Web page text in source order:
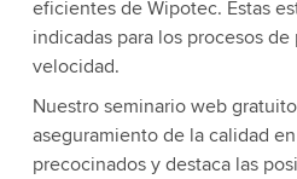
eficientes de Wipotec. Estas
indicadas para los procesos
velocidad.
Nuestro seminario web
aseguramiento de la calidad
precocinados y destaca las